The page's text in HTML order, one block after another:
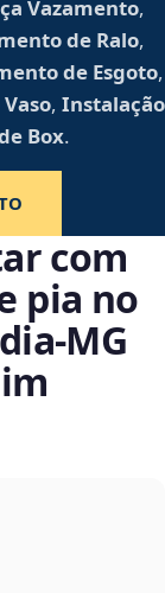
Vazamento,
de Ralo,
de Esgoto,
, Instalação
Box.
com
pia no